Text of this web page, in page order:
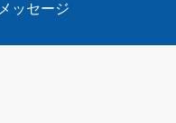
メッセージ